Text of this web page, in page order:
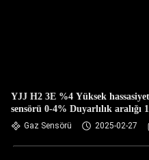
YJJ H2 3E %4 Yüksek
sensörü 0-4% Duyarlılık aralığı
Gaz Sensörü 2025-02-27